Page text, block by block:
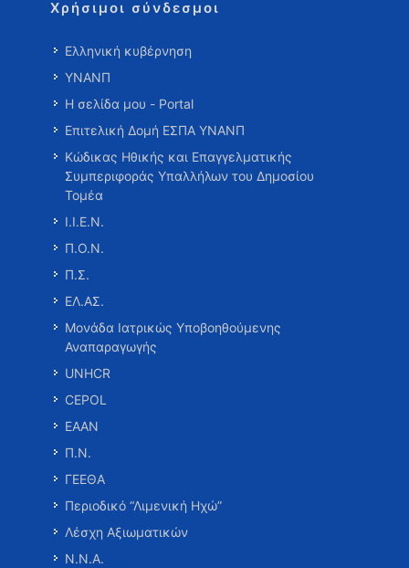
Χρήσιμοι σύνδεσμοι
Ελληνική κυβέρνηση
ΥΝΑΝΠ
Η σελίδα μου - Portal
Επιτελική Δομή ΕΣΠΑ ΥΝΑΝΠ
Κώδικας Ηθικής και Επαγγελματικής
Συμπεριφοράς Υπαλλήλων του Δημοσίου
Τομέα
Ι.Ι.Ε.Ν.
Π.Ο.Ν.
Π.Σ.
ΕΛ.ΑΣ.
Μονάδα Ιατρικώς Υποβοηθούμενης
Αναπαραγωγής
UNHCR
CEPOL
ΕΑΑΝ
Π.Ν.
ΓΕΕΘΑ
Περιοδικό “Λιμενική Ηχώ”
Λέσχη Αξιωματικών
Ν.Ν.Α.